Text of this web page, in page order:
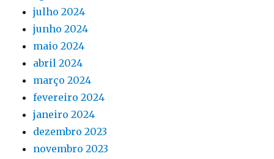
julho 2024
junho 2024
maio 2024
abril 2024
março 2024
fevereiro 2024
janeiro 2024
dezembro 2023
novembro 2023